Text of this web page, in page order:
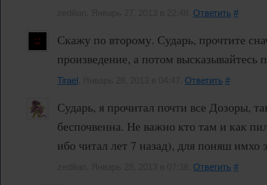
Ответить #
Скажу по второму. Сударь, прочтите
произведение, а потом высказывайтесь
Tirael Ответить #
Сударь, я прочитал почти все Дозоры,
беспочвенна. Не важно кто там и как
ибо читал лет 7 назад), для поняш имхо
Ответить #